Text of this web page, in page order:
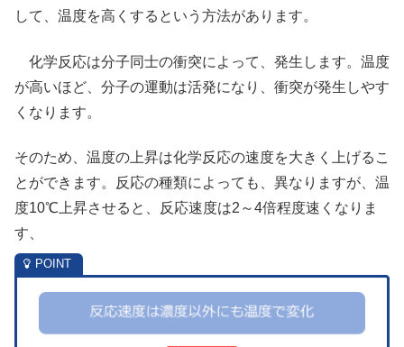
して、温度を高くするという方法があります。
化学反応は分子同士の衝突によって、発生します。温度
が高いほど、分子の運動は活発になり、衝突が発生しやす
くなります。
そのため、温度の上昇は化学反応の速度を大きく上げるこ
とができます。反応の種類によっても、異なりますが、温
度10℃上昇させると、反応速度は2～4倍程度速くなりま
す、